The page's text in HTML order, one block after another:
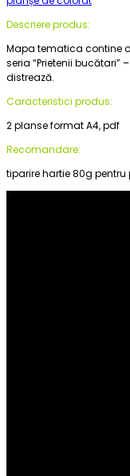
Descriere produs:
Mapa tematica contine
seria “Prietenii bucătari”
distrează.
Caracteristici produs:
2 planse format A4, pdf
Recomandare:
tiparire hartie 80g